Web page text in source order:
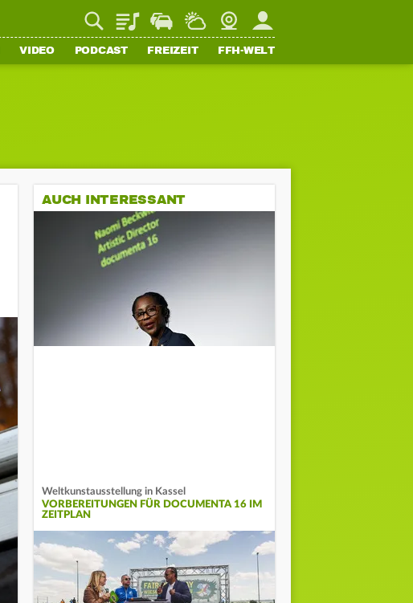
PlaylistStaupilotWetterWebcamMein FFH
VIDEO PODCAST FREIZEIT FFH-WELT
AUCH INTERESSANT
Weltkunstausstellung in Kassel
VORBEREITUNGEN FÜR DOCUMENTA 16 IM
ZEITPLAN